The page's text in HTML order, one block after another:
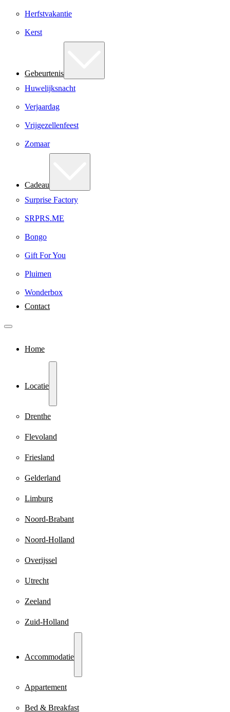
Herfstvakantie
Kerst
Gebeurtenis
Huwelijksnacht
Verjaardag
Vrijgezellenfeest
Zomaar
Cadeau
Surprise Factory
SRPRS.ME
Bongo
Gift For You
Pluimen
Wonderbox
Contact
Home
Locatie
Drenthe
Flevoland
Friesland
Gelderland
Limburg
Noord-Brabant
Noord-Holland
Overijssel
Utrecht
Zeeland
Zuid-Holland
Accommodatie
Appartement
Bed & Breakfast